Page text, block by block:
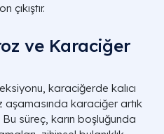
ve Karaciğer
karaciğerde kalıcı
aşamasında karaciğer artık
süreç, karın boşluğunda